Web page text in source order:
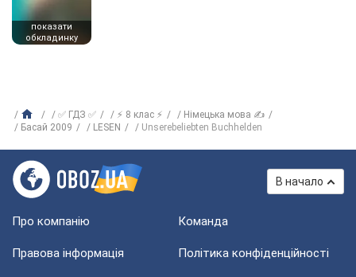
показати
обкладинку
✅ ГДЗ ✅ ⚡ 8 клас ⚡
Німецька мова ✍
Басай 2009
LESEN Unserebeliebten Buchhelden
В начало
Про компанію Команда
Правова інформація Політика конфіденційності